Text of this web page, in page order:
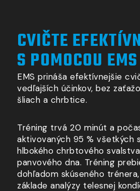
CVIČTE
S POMOCOU EMS
EMS prináša efektívnejšie
vedľajších účinkov, bez
šliach a chrbtice.
Tréning trvá 20 minúta
aktivovaných 95 % všetkých
hlbokého chrbtového svalstva
panvového dna. Tréning
dohľadom skúseného
základe analýzy telesnej